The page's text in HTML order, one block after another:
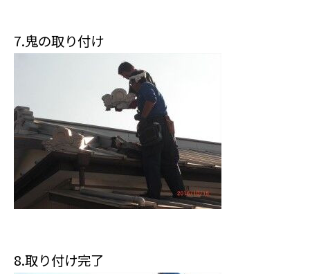
7.鬼の取り付け
8.取り付け完了